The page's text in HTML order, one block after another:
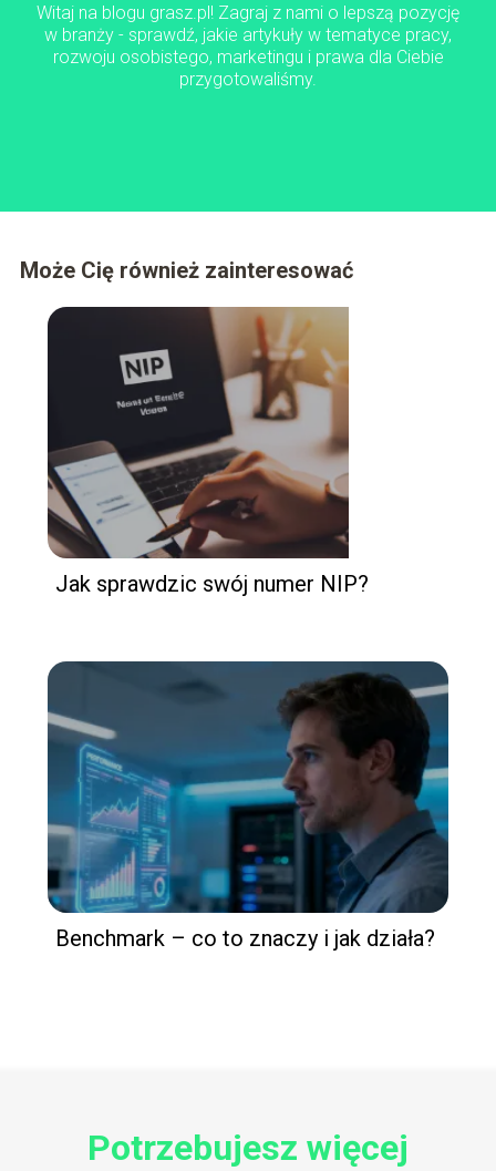
Witaj na blogu grasz.pl! Zagraj z nami o lepszą pozycję
w branży - sprawdź, jakie artykuły w tematyce pracy,
rozwoju osobistego, marketingu i prawa dla Ciebie
przygotowaliśmy.
Może Cię również zainteresować
Jak sprawdzic swój numer NIP?
Benchmark – co to znaczy i jak działa?
Potrzebujesz więcej